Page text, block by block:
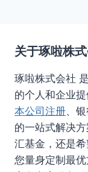
关于琢啦株
琢啦株式会社
的个人和企业
本公司注册、
的一站式解决
汇基金，还是希
您量身定制最